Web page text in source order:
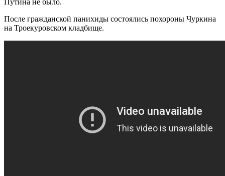
После гражданской панихиды состоялись похороны Чуркина
на Троекуровском кладбище.